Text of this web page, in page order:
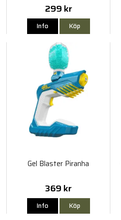
299 kr
Info Köp
Gel Blaster Piranha
369 kr
Info Köp